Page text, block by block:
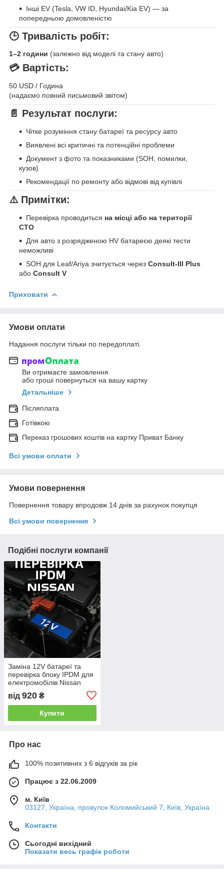
Інші EV (Tesla, VW ID, Hyundai/Kia EV) — за
попередньою домовленістю
🕒 Тривалість робіт:
1–2 години (залежно від моделі та стану авто)
💳 Вартість:
50 USD / Година
(надаємо повний письмовий звітом)
📄 Результат послуги:
Чітке розуміння стану батареї та ресурсу авто
Виявлені всі критичні та потенційні проблеми
Документ з фото та показниками (SOH, помилки,
кузов)
Рекомендації по ремонту або відмові від купівлі
⚠️ Примітки:
Перевірка проводиться на місці або на території
СТО
Для авто з розрядженою HV батареєю деякі тести
неможливі
SOH для Leaf/Ariya зчитується через Consult-III Plus
або Consult V
Приховати
Умови оплати
Надання послуги тільки по передоплаті.
Ви отримаєте замовлення
або гроші повернуться на вашу картку
Детальніше
Післяплата
Готівкою
Переказ грошових коштів на картку Приват Банку
Всі умови оплати
Умови повернення
Повернення товару впродовж 14 днів за рахунок покупця
Всі умови повернення
Подібні послуги компанії
Заміна 12V батареї та
перевірка блоку IPDM для
електромобілів Nissan
від 920 ₴
Купити
Про нас
100% позитивних з 6 відгуків за рік
Працює з 22.06.2009
м. Київ
03127, Україна, провулок Коломийський 7, Київ, Україна
Контакти
Сьогодні вихідний
Показати весь графік роботи